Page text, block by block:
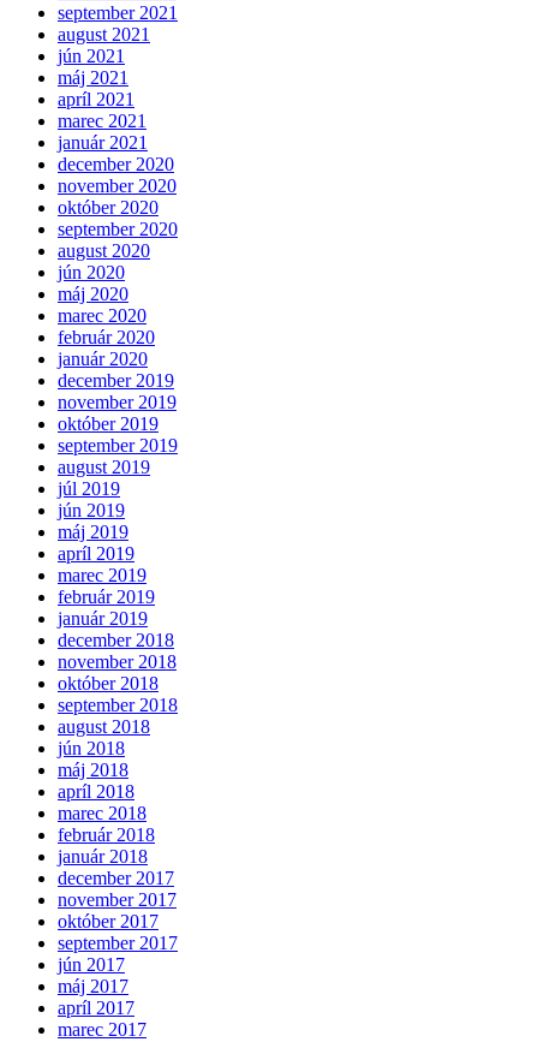
september 2021
august 2021
jún 2021
máj 2021
apríl 2021
marec 2021
január 2021
december 2020
november 2020
október 2020
september 2020
august 2020
jún 2020
máj 2020
marec 2020
február 2020
január 2020
december 2019
november 2019
október 2019
september 2019
august 2019
júl 2019
jún 2019
máj 2019
apríl 2019
marec 2019
február 2019
január 2019
december 2018
november 2018
október 2018
september 2018
august 2018
jún 2018
máj 2018
apríl 2018
marec 2018
február 2018
január 2018
december 2017
november 2017
október 2017
september 2017
jún 2017
máj 2017
apríl 2017
marec 2017